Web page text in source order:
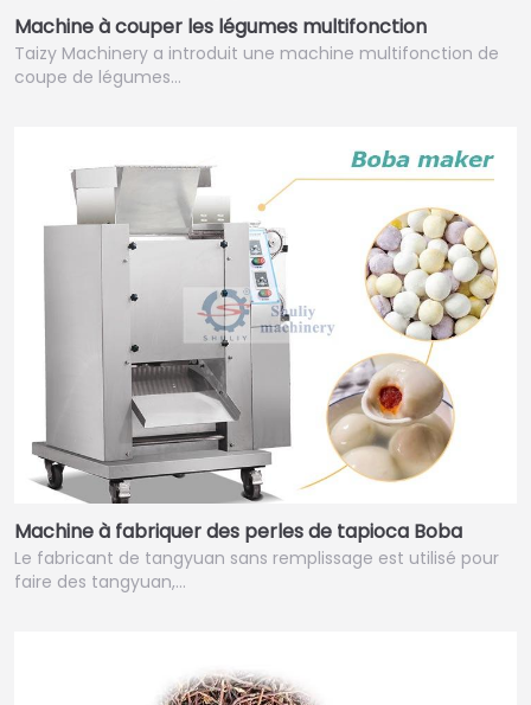
Machine à couper les légumes multifonction
Taizy Machinery a introduit une machine multifonction de
coupe de légumes…
Machine à fabriquer des perles de tapioca Boba
Le fabricant de tangyuan sans remplissage est utilisé pour
faire des tangyuan,…